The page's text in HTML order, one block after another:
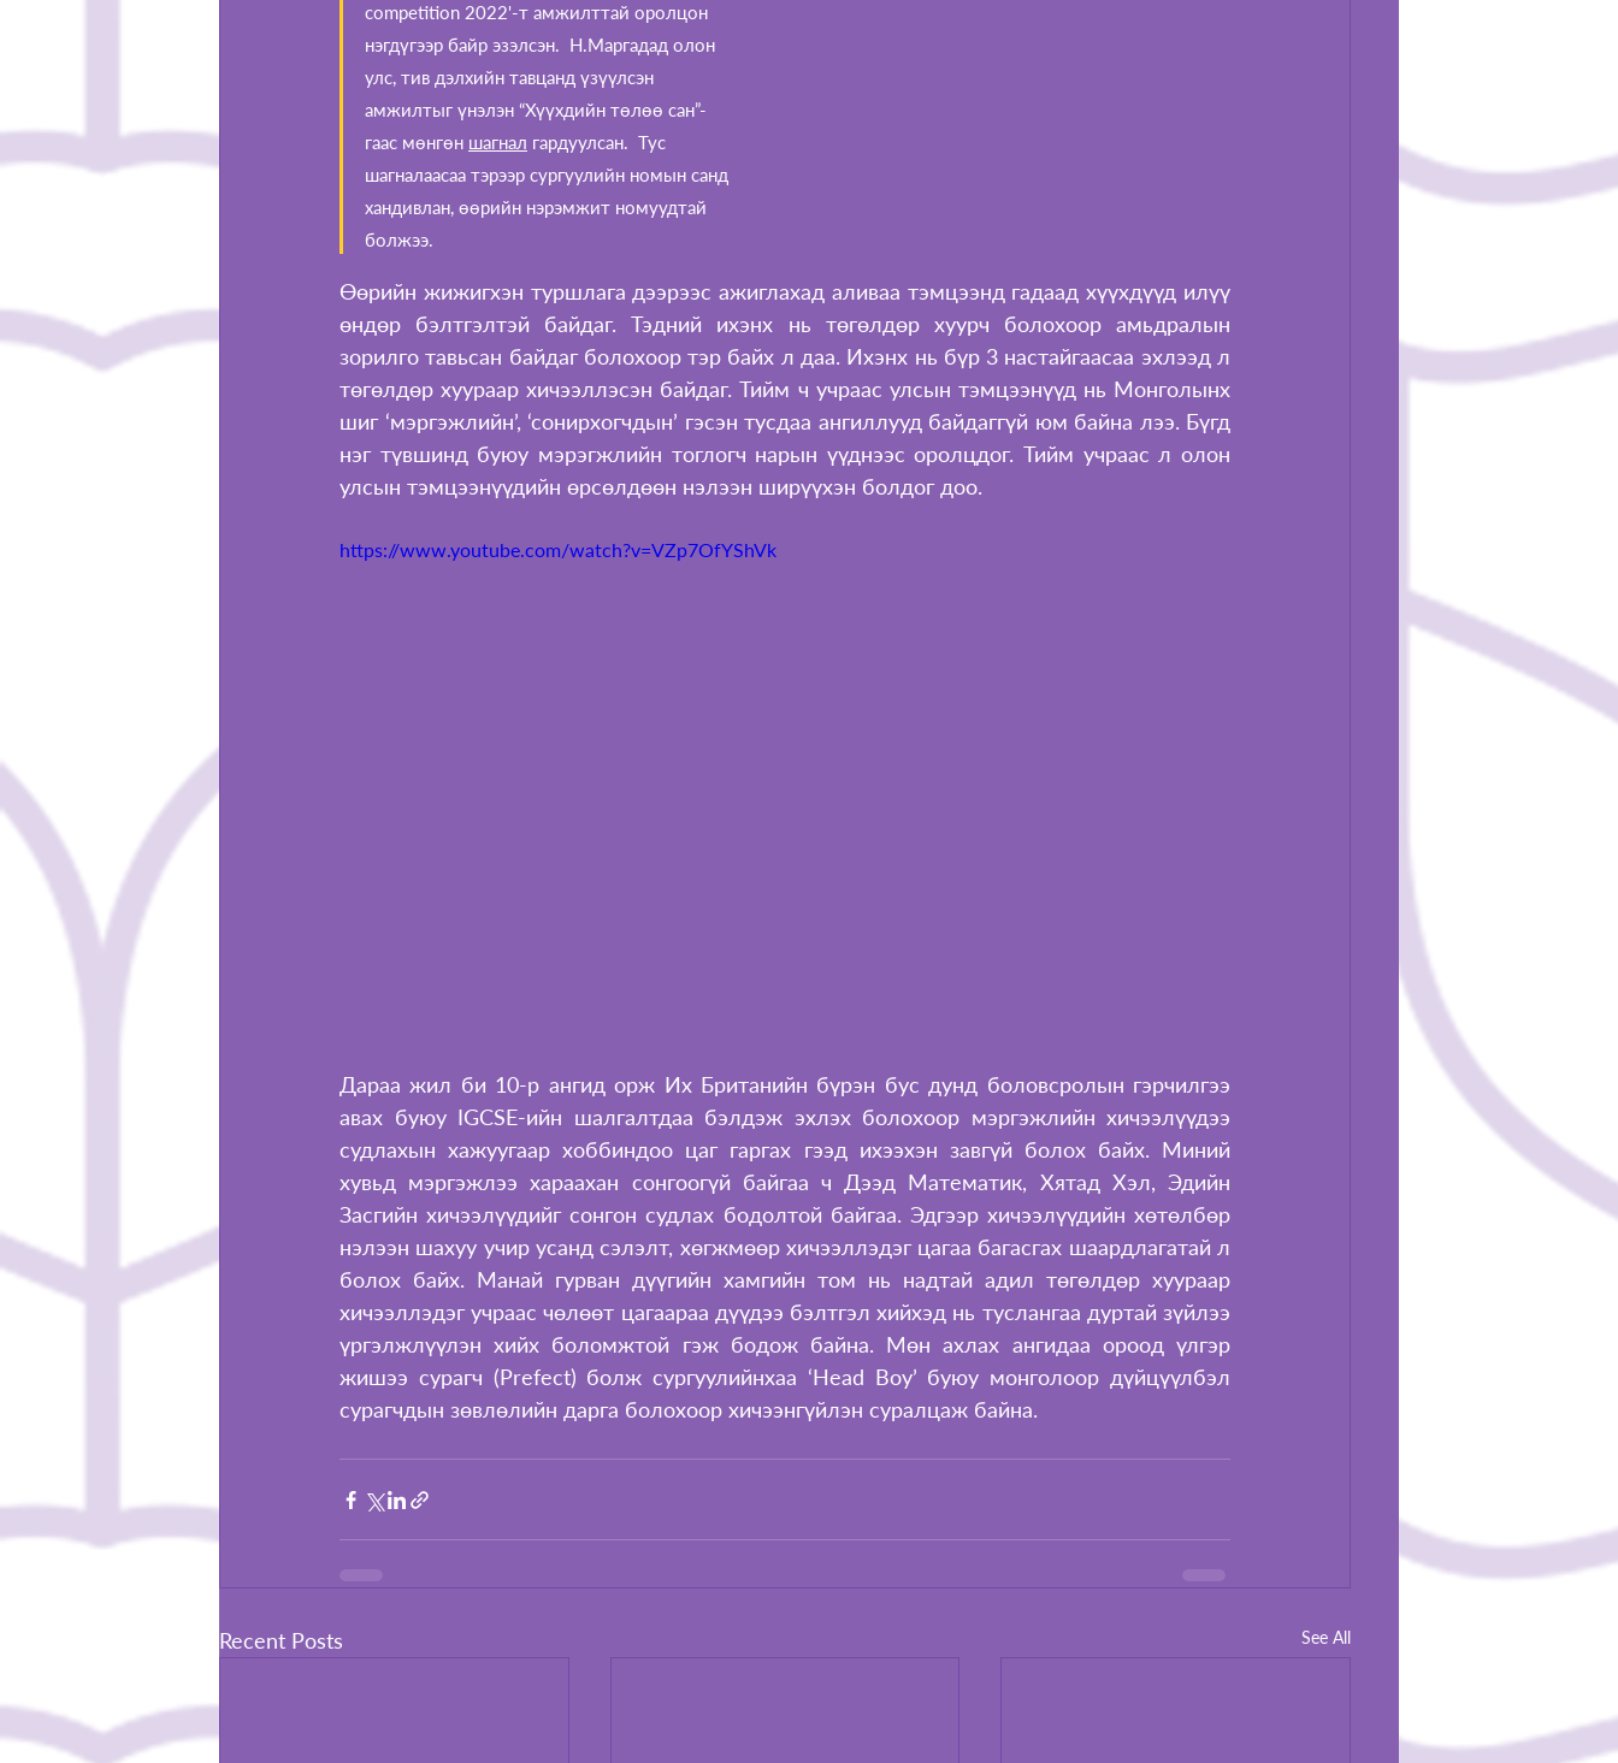
competition 2022'-т амжилттай оролцон
нэгдүгээр байр эзэлсэн.  Н.Маргадад олон
улс, тив дэлхийн тавцанд үзүүлсэн
амжилтыг үнэлэн “Хүүхдийн төлөө сан”-
гаас мөнгөн шагнал гардуулсан.  Тус
шагналаасаа тэрээр сургуулийн номын санд
хандивлан, өөрийн нэрэмжит номуудтай
болжээ.
Өөрийн жижигхэн туршлага дээрээс ажиглахад аливаа тэмцээнд гадаад хүүхдүүд илүү
өндөр бэлтгэлтэй байдаг. Тэдний ихэнх нь төгөлдөр хуурч болохоор амьдралын
зорилго тавьсан байдаг болохоор тэр байх л даа. Ихэнх нь бүр 3 настайгаасаа эхлээд л
төгөлдөр хуураар хичээллэсэн байдаг. Тийм ч учраас улсын тэмцээнүүд нь Монголынх
шиг ‘мэргэжлийн’, ‘сонирхогчдын’ гэсэн тусдаа ангиллууд байдаггүй юм байна лээ. Бүгд
нэг түвшинд буюу мэрэгжлийн тоглогч нарын үүднээс оролцдог. Тийм учраас л олон
улсын тэмцээнүүдийн өрсөлдөөн нэлээн ширүүхэн болдог доо.
https://www.youtube.com/watch?v=VZp7OfYShVk
Дараа жил би 10-р ангид орж Их Британийн бүрэн бус дунд боловсролын гэрчилгээ
авах буюу IGCSE-ийн шалгалтдаа бэлдэж эхлэх болохоор мэргэжлийн хичээлүүдээ
судлахын хажуугаар хоббиндоо цаг гаргах гээд ихээхэн завгүй болох байх. Миний
хувьд мэргэжлээ хараахан сонгоогүй байгаа ч Дээд Математик, Хятад Хэл, Эдийн
Засгийн хичээлүүдийг сонгон судлах бодолтой байгаа. Эдгээр хичээлүүдийн хөтөлбөр
нэлээн шахуу учир усанд сэлэлт, хөгжмөөр хичээллэдэг цагаа багасгах шаардлагатай л
болох байх. Манай гурван дүүгийн хамгийн том нь надтай адил төгөлдөр хуураар
хичээллэдэг учраас чөлөөт цагаараа дүүдээ бэлтгэл хийхэд нь туслангаа дуртай зүйлээ
үргэлжлүүлэн хийх боломжтой гэж бодож байна. Мөн ахлах ангидаа ороод үлгэр
жишээ сурагч (Prefect) болж сургуулийнхаа ‘Head Boy’ буюу монголоор дүйцүүлбэл
сурагчдын зөвлөлийн дарга болохоор хичээнгүйлэн суралцаж байна.
Recent Posts See All